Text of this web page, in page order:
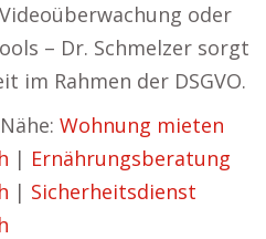
oder
– Dr. Schmelzer sorgt
im Rahmen der DSGVO.
Wohnung mieten
| Ernährungsberatung
| Sicherheitsdienst